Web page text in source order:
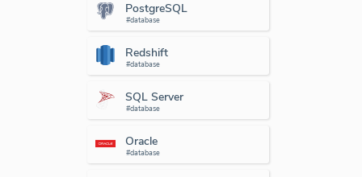
PostgreSQL
#database
Redshift
#database
SQL Server
#database
Oracle
#database